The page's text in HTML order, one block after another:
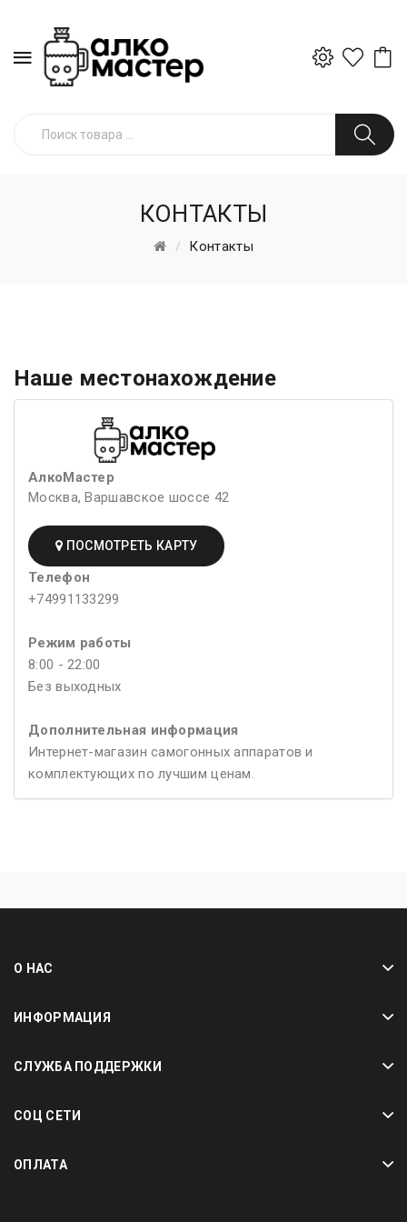
КОНТАКТЫ
Контакты
Наше местонахождение
АлкоМастер
Москва, Варшавское шоссе 42
ПОСМОТРЕТЬ КАРТУ
Телефон
+74991133299
Режим работы
8:00 - 22:00
Без выходных
Дополнительная информация
Интернет-магазин самогонных аппаратов и
комплектующих по лучшим ценам.
О НАС
ИНФОРМАЦИЯ
СЛУЖБА ПОДДЕРЖКИ
СОЦ СЕТИ
ОПЛАТА